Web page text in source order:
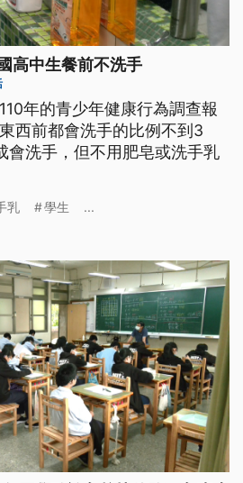
高中生餐前不洗手
年的青少年健康行為調查報
西前都會洗手的比例不到3
會洗手，但不用肥皂或洗手乳
乳 學生 ...